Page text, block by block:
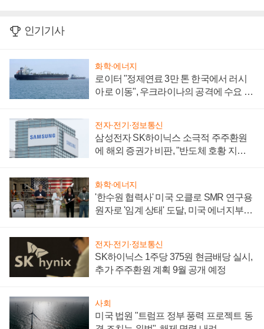
인기기사
화학·에너지
로이터 "정제연료 3만 톤 한국에서 러시
아로 이동", 우크라이나의 공격에 수요 늘
전자·전기·정보통신
삼성전자 SK하이닉스 소극적 주주환원
에 해외 증권가 비판, "반도체 호황 지속
화학·에너지
'한수원 협력사' 미국 오클로 SMR 연구용
원자로 '임계 상태' 도달, 미국 에너지부
전자·전기·정보통신
SK하이닉스 1주당 375원 현금배당 실시,
추가 주주환원 계획 9월 공개 예정
사회
미국 법원 "트럼프 정부 풍력 프로젝트 동